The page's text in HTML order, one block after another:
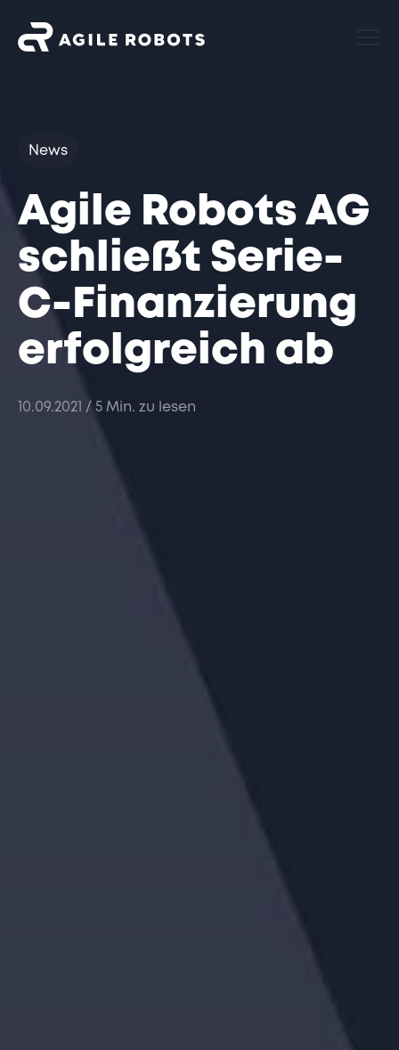
News
Agile Robots AG
schließt Serie-
C-Finanzierung
erfolgreich ab
10.09.2021 / 5 Min. zu lesen